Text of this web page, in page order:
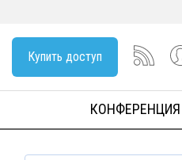
Купить доступ
КОНФЕРЕНЦИЯ